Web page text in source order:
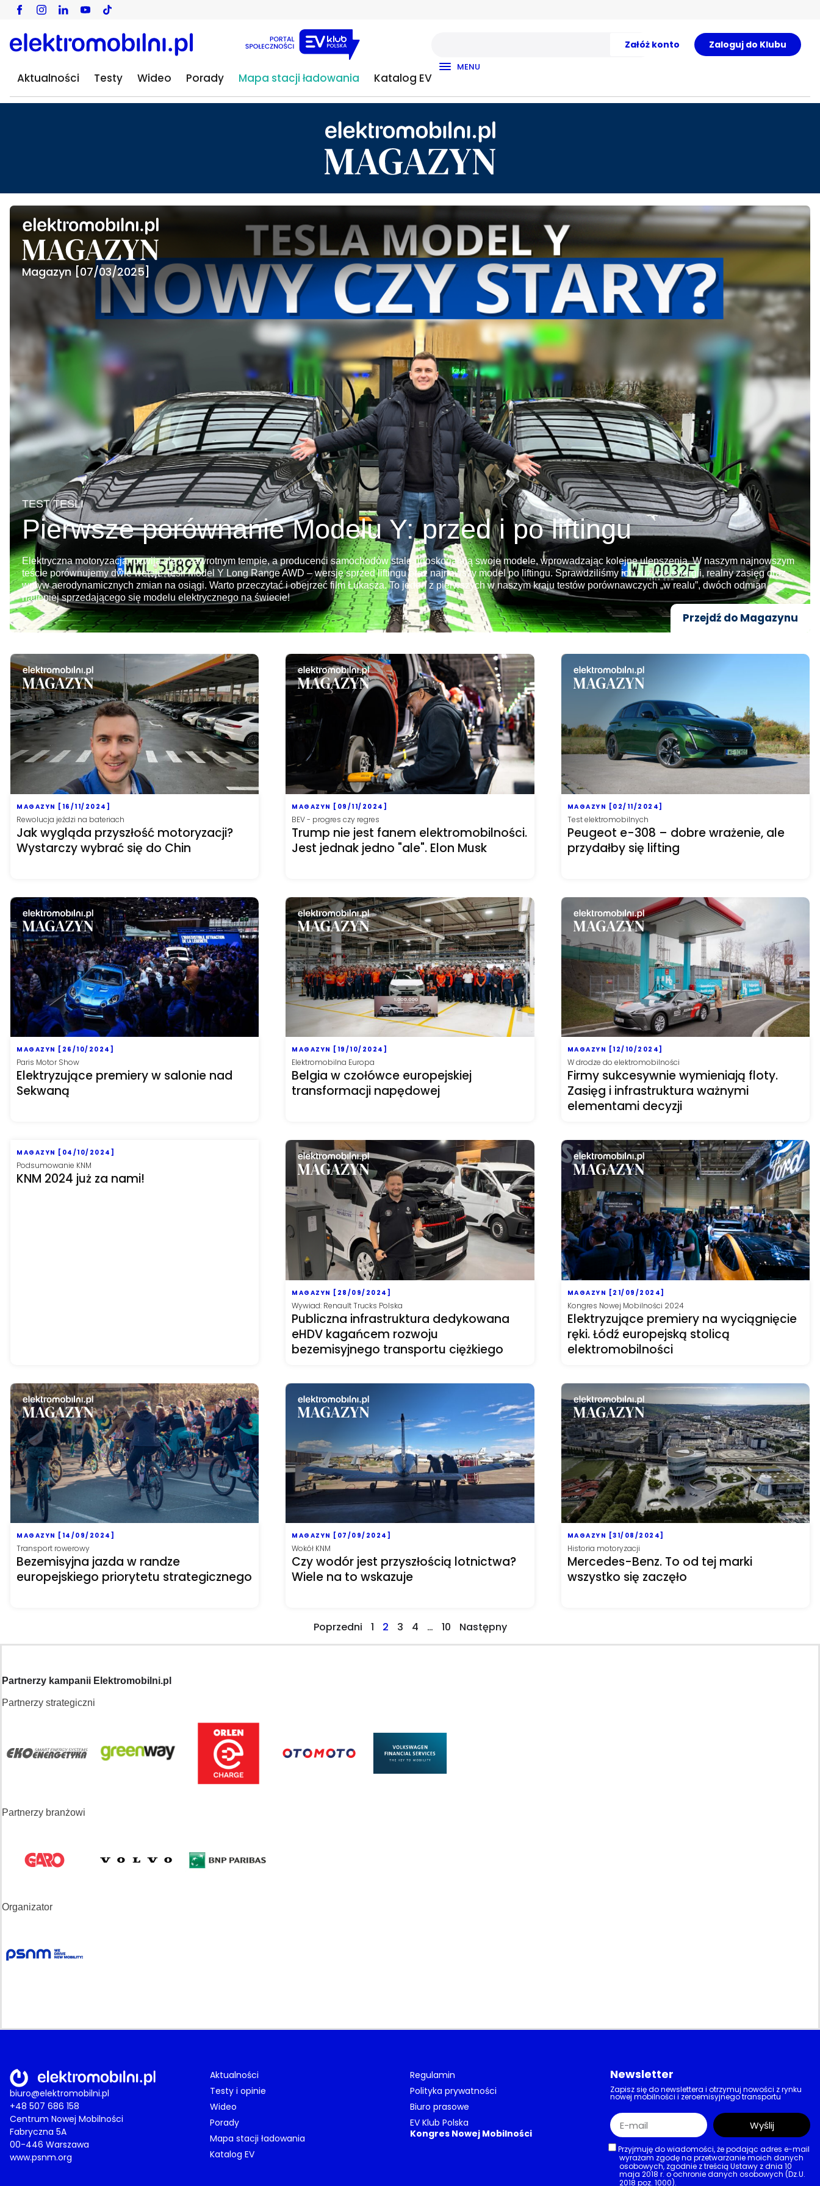
Załóż konto Zaloguj do Klubu
Aktualności Testy Wideo Porady Mapa stacji ładowania Katalog EV
MENU
Magazyn [07/03/2025]
TEST TESLI
Pierwsze porównanie Modelu Y: przed i po liftingu
Elektryczna motoryzacja rozwija się w zawrotnym tempie, a producenci samochodów stale udoskonalają swoje modele, wprowadzając kolejne ulepszenia. W naszym najnowszym
teście porównujemy dwie wersje Tesli Model Y Long Range AWD – wersję sprzed liftingu oraz najnowszy model po liftingu. Sprawdziliśmy ich zużycie energii, realny zasięg oraz
wpływ aerodynamicznych zmian na osiągi. Warto przeczytać i obejrzeć film Łukasza. To jeden z pierwszych w naszym kraju testów porównawczych „w realu”, dwóch odmian
najlepiej sprzedającego się modelu elektrycznego na świecie!
Przejdź do Magazynu
MAGAZYN [16/11/2024]
Rewolucja jeździ na bateriach
Jak wygląda przyszłość motoryzacji?
Wystarczy wybrać się do Chin
MAGAZYN [09/11/2024]
BEV - progres czy regres
Trump nie jest fanem elektromobilności.
Jest jednak jedno "ale". Elon Musk
MAGAZYN [02/11/2024]
Test elektromobilnych
Peugeot e-308 – dobre wrażenie, ale
przydałby się lifting
MAGAZYN [26/10/2024]
Paris Motor Show
Elektryzujące premiery w salonie nad
Sekwaną
MAGAZYN [19/10/2024]
Elektromobilna Europa
Belgia w czołówce europejskiej
transformacji napędowej
MAGAZYN [12/10/2024]
W drodze do elektromobilności
Firmy sukcesywnie wymieniają floty.
Zasięg i infrastruktura ważnymi
elementami decyzji
MAGAZYN [04/10/2024]
Podsumowanie KNM
KNM 2024 już za nami!
MAGAZYN [28/09/2024]
Wywiad: Renault Trucks Polska
Publiczna infrastruktura dedykowana
eHDV kagańcem rozwoju
bezemisyjnego transportu ciężkiego
MAGAZYN [21/09/2024]
Kongres Nowej Mobilności 2024
Elektryzujące premiery na wyciągnięcie
ręki. Łódź europejską stolicą
elektromobilności
MAGAZYN [14/09/2024]
Transport rowerowy
Bezemisyjna jazda w randze
europejskiego priorytetu strategicznego
MAGAZYN [07/09/2024]
Wokół KNM
Czy wodór jest przyszłością lotnictwa?
Wiele na to wskazuje
MAGAZYN [31/08/2024]
Historia motoryzacji
Mercedes-Benz. To od tej marki
wszystko się zaczęło
Poprzedni 1 2 3 4 … 10 Następny
Partnerzy kampanii Elektromobilni.pl
Partnerzy strategiczni
Partnerzy branżowi
Organizator
biuro@elektromobilni.pl
+48 507 686 158
Centrum Nowej Mobilności
Fabryczna 5A
00-446 Warszawa
www.psnm.org
Aktualności
Testy i opinie
Wideo
Porady
Mapa stacji ładowania
Katalog EV
Regulamin
Polityka prywatności
Biuro prasowe
EV Klub Polska
Kongres Nowej Mobilności
Newsletter
Zapisz się do newslettera i otrzymuj nowości z rynku
nowej mobilności i zeroemisyjnego transportu
Przyjmuję do wiadomości, że podając adres e-mail
wyrażam zgodę na przetwarzanie moich danych
osobowych, zgodnie z treścią Ustawy z dnia 10
maja 2018 r. o ochronie danych osobowych (Dz.U.
2018 poz. 1000).
Wyślij